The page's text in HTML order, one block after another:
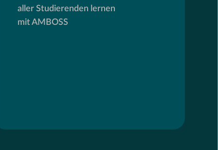
aller Studierenden lernen
mit AMBOSS